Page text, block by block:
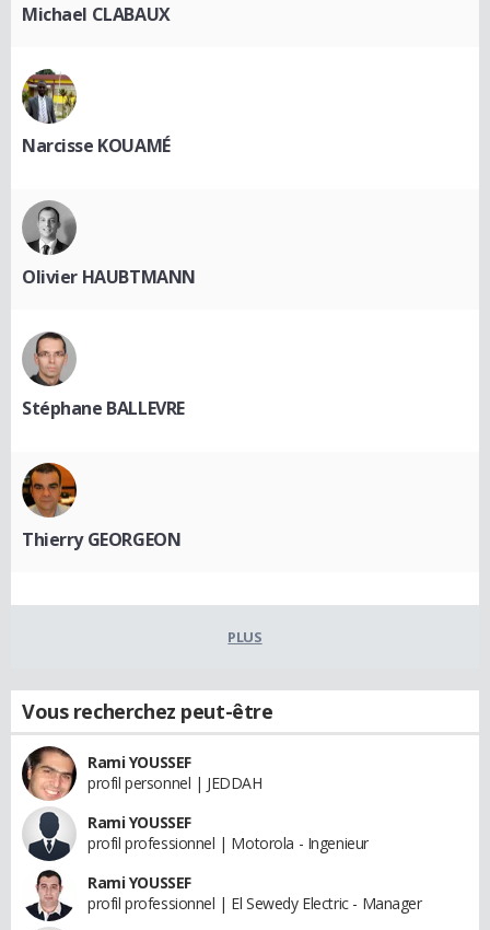
Michael CLABAUX
Narcisse KOUAMÉ
Olivier HAUBTMANN
Stéphane BALLEVRE
Thierry GEORGEON
PLUS
Vous recherchez peut-être
Rami YOUSSEF
profil personnel | JEDDAH
Rami YOUSSEF
profil professionnel | Motorola - Ingenieur
Rami YOUSSEF
profil professionnel | El Sewedy Electric - Manager